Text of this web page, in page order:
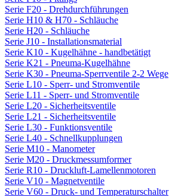
Serie F20 - Drehdurchführungen
Serie H10 & H70 - Schläuche
Serie H20 - Schläuche
Serie J10 - Installationsmaterial
Serie K10 - Kugelhähne - handbetätigt
Serie K21 - Pneuma-Kugelhähne
Serie K30 - Pneuma-Sperrventile 2-2 Wege
Serie L10 - Sperr- und Stromventile
Serie L11 - Sperr- und Stromventile
Serie L20 - Sicherheitsventile
Serie L21 - Sicherheitsventile
Serie L30 - Funktionsventile
Serie L40 - Schnellkupplungen
Serie M10 - Manometer
Serie M20 - Druckmessumformer
Serie R10 - Druckluft-Lamellenmotoren
Serie V10 - Magnetventile
Serie V60 - Druck- und Temperaturschalter